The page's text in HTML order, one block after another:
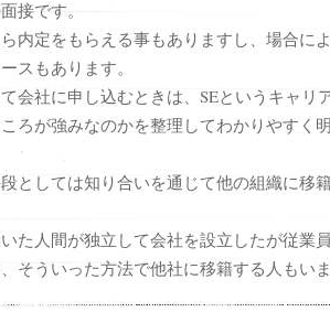
接です。
内定をもらえる事もありますし、場合に
スもあります。
会社に申し込むときは、SEというキャリ
ろが強みなのかを整理してわかりやすく
としては知り合いを通じて他の組織に移
た人間が独立して会社を設立したが従業
そういった方法で他社に移籍する人もい